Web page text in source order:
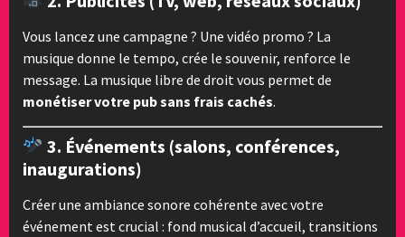
Vous lancez une campagne ? Une vidéo promo ? La
musique donne le tempo, crée le souvenir, renforce le
message. La musique libre de droit vous permet de
monétiser votre pub sans frais cachés.
3. Événements (salons, conférences,
inaugurations)
Créer une ambiance sonore cohérente avec votre
événement est crucial : fond musical d’accueil, transitions